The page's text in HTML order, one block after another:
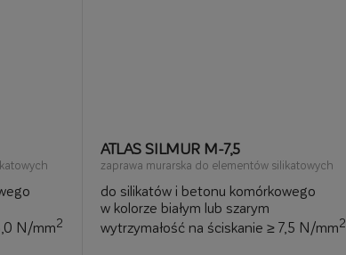
N/mm2
ATLAS SILMUR M-7,5
zaprawa murarska do elementów silikatowych
do silikatów i betonu komórkowego
w kolorze białym lub szarym
wytrzymałość na ściskanie ≥ 7,5 N/mm2